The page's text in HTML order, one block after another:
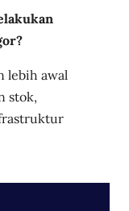
lebih awal
stok,